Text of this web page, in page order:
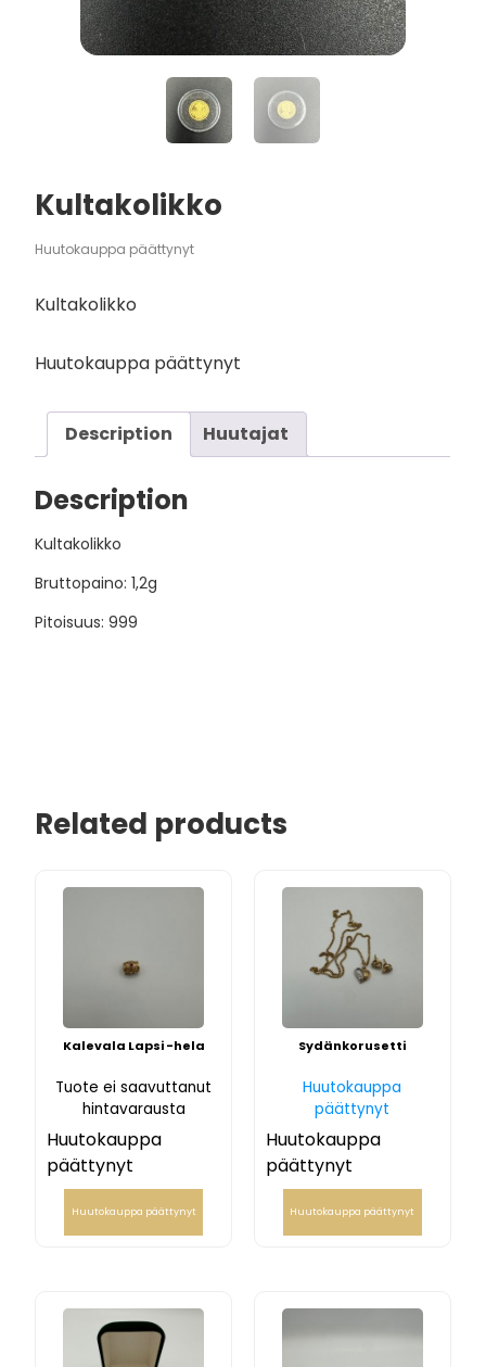
Kultakolikko
Huutokauppa päättynyt
Kultakolikko
Huutokauppa päättynyt
Description Huutajat
Description
Kultakolikko
Bruttopaino: 1,2g
Pitoisuus: 999
Related products
Kalevala Lapsi -hela
Tuote ei saavuttanut
hintavarausta
Huutokauppa
päättynyt
Huutokauppa päättynyt
Sydänkorusetti
Huutokauppa
päättynyt
Huutokauppa
päättynyt
Huutokauppa päättynyt